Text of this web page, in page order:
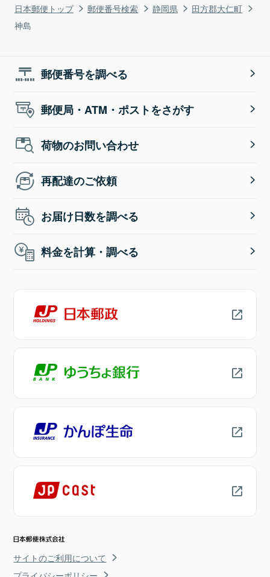
日本郵便トップ 郵便番号検索 静岡県
田方郡大仁町
神島
郵便番号を調べる
郵便局・ATM・ポストをさがす
荷物のお問い合わせ
再配達のご依頼
お届け日数を調べる
料金を計算・調べる
サイトのご利用について